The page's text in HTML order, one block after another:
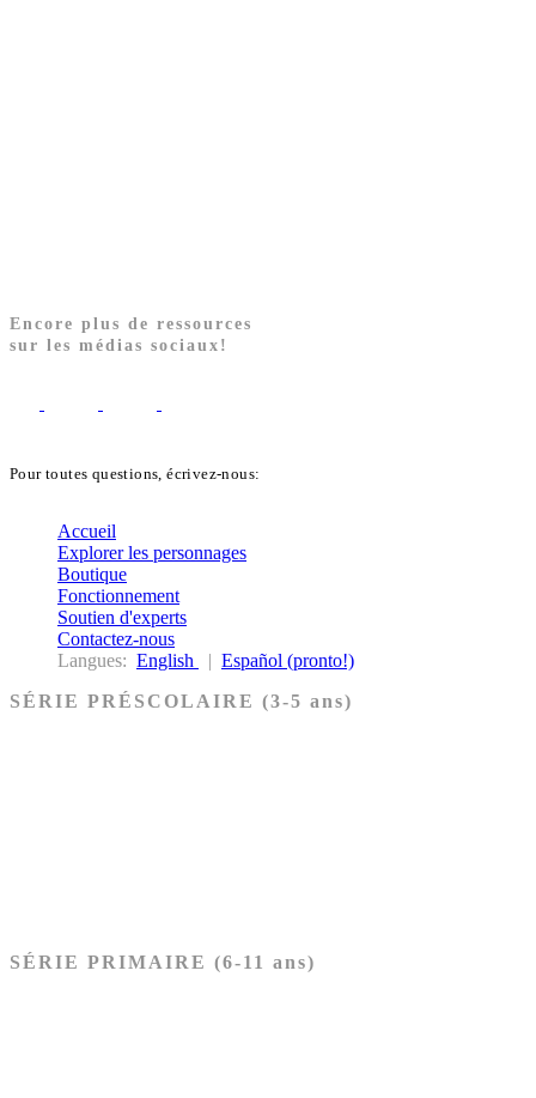
Encore plus de ressources
sur les médias sociaux!
Pour toutes questions, écrivez-nous:
Accueil
Explorer les personnages
Boutique
Fonctionnement
Soutien d'experts
Contactez-nous
Langues: English | Español (pronto!)
SÉRIE PRÉSCOLAIRE (3-5 ans)
SÉRIE PRIMAIRE (6-11 ans)